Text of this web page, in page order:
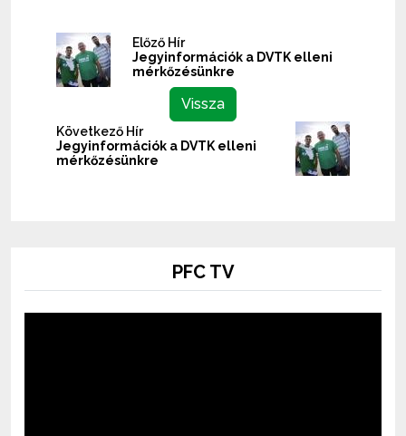
Előző Hír
Jegyinformációk a DVTK elleni
mérkőzésünkre
Vissza
Következő Hír
Jegyinformációk a DVTK elleni
mérkőzésünkre
PFC TV